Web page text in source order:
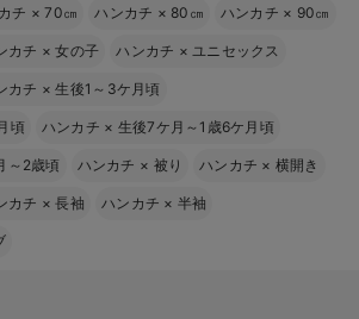
チ ×70㎝ ハンカチ × 80㎝ ハンカチ × 90㎝
カチ ×女の子 ハンカチ ×ユニセックス
カチ ×生後1～3ケ月頃
頃 ハンカチ × 生後7ケ月～1歳6ケ月頃
～2歳頃 ハンカチ × 被り ハンカチ × 横開き
カチ ×長袖 ハンカチ × 半袖